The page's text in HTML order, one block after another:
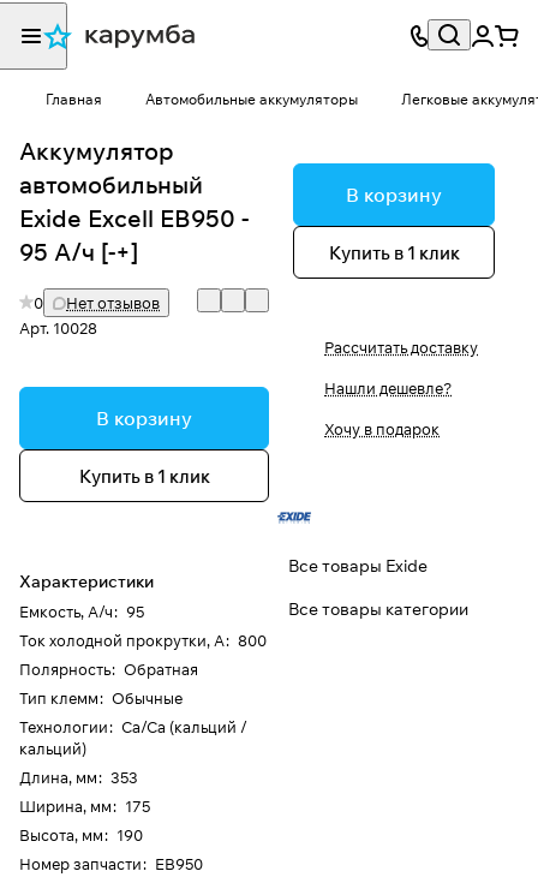
Главная Автомобильные аккумуляторы Легковые
Аккумулятор
автомобильный
Exide Excell EB950 -
95 А/ч [-+]
0
Нет отзывов
Арт. 10028
В корзину
Купить в 1 клик
Характеристики
Емкость, А/ч: 95
Ток холодной прокрутки, А: 800
Полярность: Обратная
Тип клемм: Обычные
Технологии: Ca/Ca (кальций /
кальций)
Длина, мм: 353
Ширина, мм: 175
Высота, мм: 190
Номер запчасти: EB950
В корзину
Купить в 1 клик
Рассчитать доставку
Нашли дешевле?
Хочу в подарок
Все товары Exide
Все товары категории